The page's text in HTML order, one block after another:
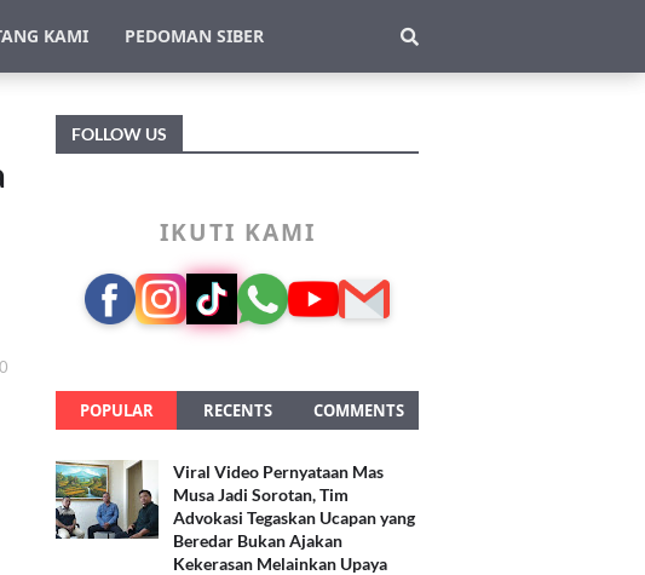
KAMI PEDOMAN SIBER
0
FOLLOW US
IKUTI KAMI
POPULAR RECENTS COMMENTS
Viral Video Pernyataan Mas
Musa Jadi Sorotan, Tim
Advokasi Tegaskan Ucapan yang
Beredar Bukan Ajakan
Kekerasan Melainkan Upaya